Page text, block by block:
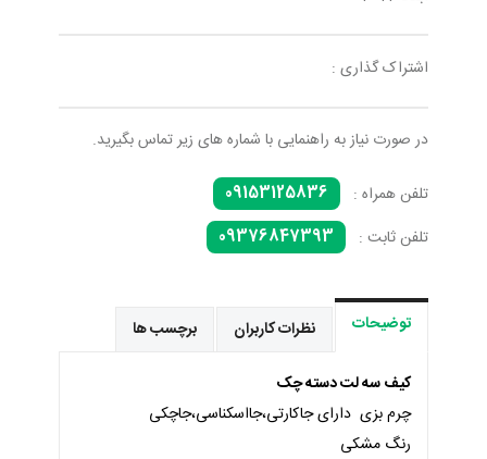
اشتراک گذاری :
در صورت نیاز به راهنمایی با شماره های زیر تماس بگیرید.
تلفن همراه :
09153125836
تلفن ثابت :
09376847393
توضیحات نظرات کاربران برچسب ها
کیف سه لت دسته چک
چرم بزی دارای جاکارتی،جااسکناسی،جاچکی
رنگ مشکی